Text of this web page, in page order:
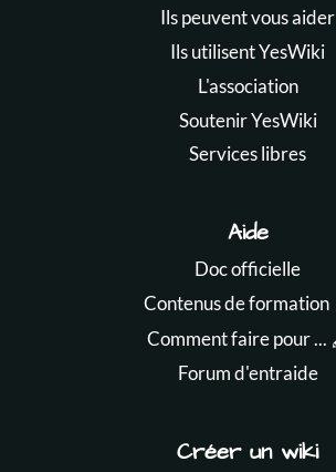
Ils peuvent vous aider
Ils utilisent YesWiki
L'association
Soutenir YesWiki
Services libres
Aide
Doc officielle
Contenus de formation
Comment faire pour ...
Forum d'entraide
Créer un wiki